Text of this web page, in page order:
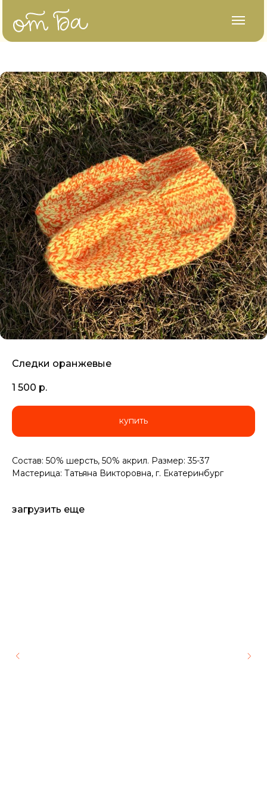
Следки оранжевые
1 500 р.
купить
Состав: 50% шерсть, 50% акрил. Размер: 35-37
Мастерица: Татьяна Викторовна, г. Екатеринбург
загрузить еще